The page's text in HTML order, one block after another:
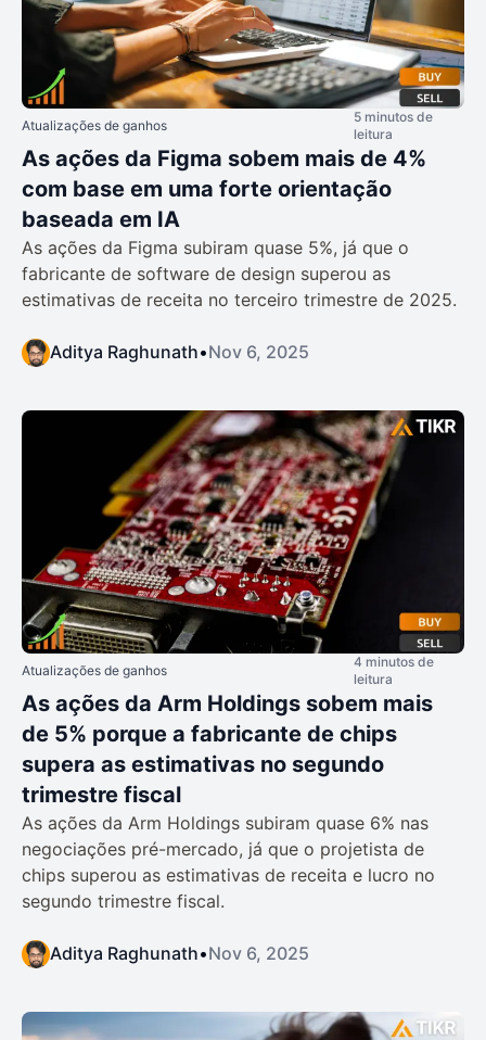
Atualizações de ganhos
5 minutos de
leitura
As ações da Figma sobem mais de 4%
com base em uma forte orientação
baseada em IA
As ações da Figma subiram quase 5%, já que o
fabricante de software de design superou as
estimativas de receita no terceiro trimestre de 2025.
Aditya Raghunath•Nov 6, 2025
Atualizações de ganhos
4 minutos de
leitura
As ações da Arm Holdings sobem mais
de 5% porque a fabricante de chips
supera as estimativas no segundo
trimestre fiscal
As ações da Arm Holdings subiram quase 6% nas
negociações pré-mercado, já que o projetista de
chips superou as estimativas de receita e lucro no
segundo trimestre fiscal.
Aditya Raghunath•Nov 6, 2025